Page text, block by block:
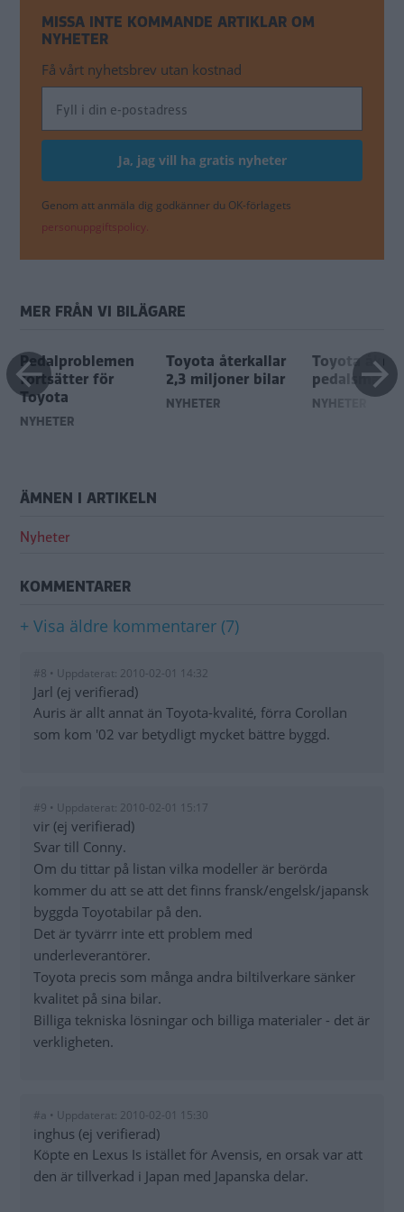
MISSA INTE KOMMANDE ARTIKLAR OM
NYHETER
Få vårt nyhetsbrev utan kostnad
Genom att anmäla dig godkänner du OK-förlagets
personuppgiftspolicy.
MER FRÅN VI BILÄGARE
Pedalproblemen
fortsätter för
Toyota
NYHETER
Toyota återkallar
2,3 miljoner bilar
NYHETER
Toyota åker
pedalsmäll
NYHETER
ÄMNEN I ARTIKELN
Nyheter
KOMMENTARER
+ Visa äldre kommentarer (7)
#8 • Uppdaterat: 2010-02-01 14:32
Jarl (ej verifierad)
Auris är allt annat än Toyota-kvalité, förra Corollan
som kom '02 var betydligt mycket bättre byggd.
#9 • Uppdaterat: 2010-02-01 15:17
vir (ej verifierad)
Svar till Conny.
Om du tittar på listan vilka modeller är berörda
kommer du att se att det finns fransk/engelsk/japansk
byggda Toyotabilar på den.
Det är tyvärrr inte ett problem med
underleverantörer.
Toyota precis som många andra biltilverkare sänker
kvalitet på sina bilar.
Billiga tekniska lösningar och billiga materialer - det är
verkligheten.
#a • Uppdaterat: 2010-02-01 15:30
inghus (ej verifierad)
Köpte en Lexus Is istället för Avensis, en orsak var att
den är tillverkad i Japan med Japanska delar.